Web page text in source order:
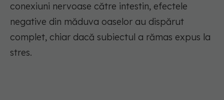
conexiuni nervoase către intestin, efectele
negative din măduva oaselor au dispărut
complet, chiar dacă subiectul a rămas expus la
stres.